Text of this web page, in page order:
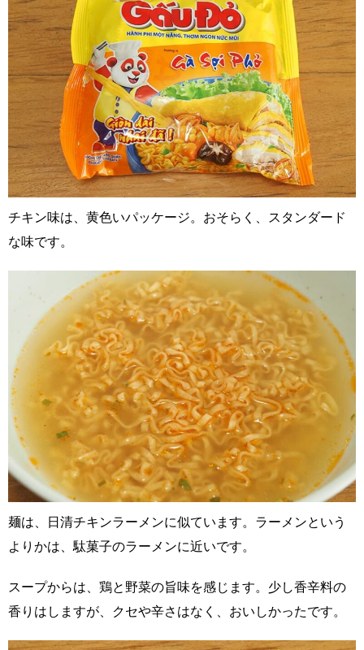
チキン味は、黄色いパッケージ。おそらく、スタンダード
な味です。
麺は、日清チキンラーメンに似ています。ラーメンという
よりかは、駄菓子のラーメンに近いです。
スープからは、鶏と野菜の旨味を感じます。少し香辛料の
香りはしますが、クセや辛さはなく、おいしかったです。